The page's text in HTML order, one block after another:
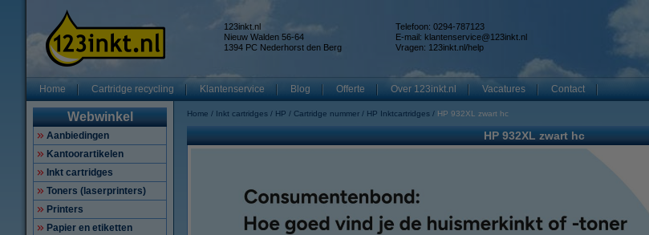
123inkt.nl
Nieuw Walden 56-64
1394 PC Nederhorst den Berg
Telefoon: 0294-787123
E-mail: klantenservice@123inkt.nl
Vragen: 123inkt.nl/help
Home Cartridge recycling Klantenservice Blog Offerte Over 123inkt.nl Vacatures Contact
Webwinkel
Aanbiedingen
Kantoorartikelen
Inkt cartridges
Toners (laserprinters)
Printers
Papier en etiketten
Home Inkt cartridges HP Cartridge nummer HP Inktcartridges HP 932XL zwart hc
HP 932XL zwart hc